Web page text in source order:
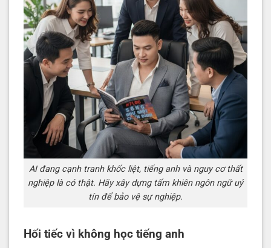
AI đang cạnh tranh khốc liệt, tiếng anh và nguy cơ thất
nghiệp là có thật. Hãy xây dựng tấm khiên ngôn ngữ uý
tín để bảo vệ sự nghiệp.
Hối tiếc vì không học tiếng anh